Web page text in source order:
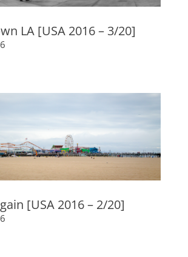
LA [USA 2016 – 3/20]
[USA 2016 – 2/20]